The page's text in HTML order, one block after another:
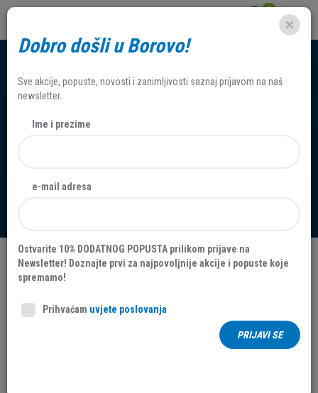
0
Nagradni natječaj - 90godina
Datum:18. Lipanj 2021.
PRAVILA NAGRADNOG NATJEČAJA
Dobro došli u Borovo!
Sve akcije, popuste, novosti i zanimljivosti saznaj prijavom na naš
newsletter.
Ime i prezime
e-mail adresa
Ostvarite 10% DODATNOG POPUSTA prilikom prijave na
Newsletter! Doznajte prvi za najpovoljnije akcije i popuste koje
spremamo!
Prihvaćam uvjete poslovanja
PRIJAVI SE